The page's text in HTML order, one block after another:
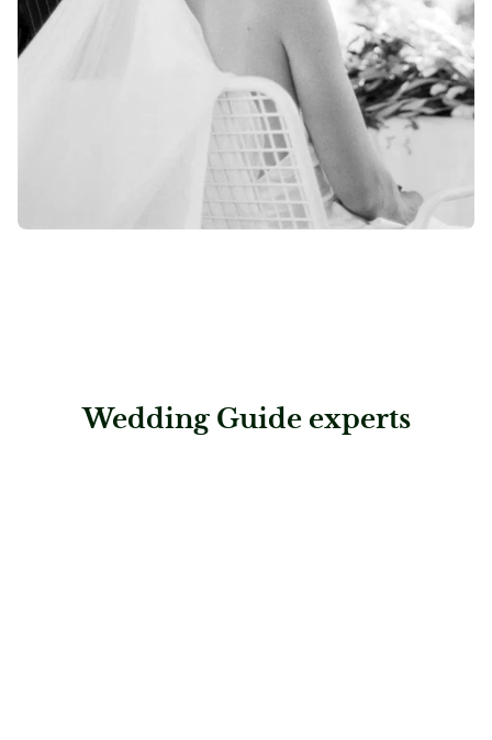
Wedding Guide experts